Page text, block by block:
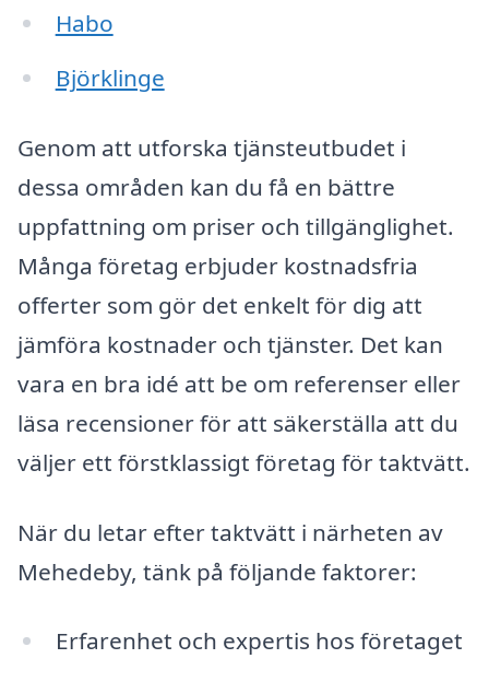
Habo
Björklinge
Genom att utforska tjänsteutbudet i
dessa områden kan du få en bättre
uppfattning om priser och tillgänglighet.
Många företag erbjuder kostnadsfria
offerter som gör det enkelt för dig att
jämföra kostnader och tjänster. Det kan
vara en bra idé att be om referenser eller
läsa recensioner för att säkerställa att du
väljer ett förstklassigt företag för taktvätt.
När du letar efter taktvätt i närheten av
Mehedeby, tänk på följande faktorer:
Erfarenhet och expertis hos företaget